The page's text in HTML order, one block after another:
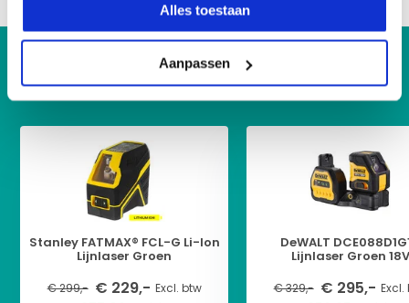
Alles toestaan
Aanpassen
KIJK OOK HIER EENS NAAR
Vergelijkbare producten:
Stanley FATMAX® FCL-G Li-Ion
Lijnlaser Groen
€ 299,- € 229,- Excl. btw
DeWALT
Lijnlaser Groen 18V
€ 329,- € 295,- Excl.